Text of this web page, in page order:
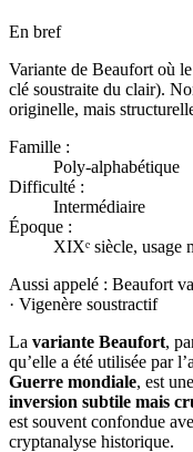
En bref
Variante de Beaufort où
clé soustraite du clair).
originelle, mais
Famille :
Poly-alphabétique
Difficulté :
Intermédiaire
Époque :
XIXᵉ siècle, usage
Aussi appelé : Beaufort
· Vigenère soustractif
La variante Beaufort,
qu’elle a été utilisée par
Guerre mondiale, est
inversion subtile mais
est souvent confondue
cryptanalyse historique.